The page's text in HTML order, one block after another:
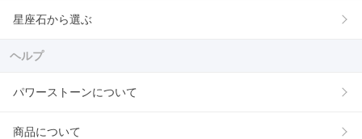
星座石から選ぶ
ヘルプ
パワーストーンについて
商品について